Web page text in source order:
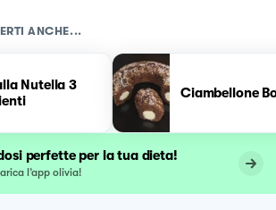
ANCHE...
Nutella 3
Ciambellone
perfette per la tua dieta!
l’app olivia!